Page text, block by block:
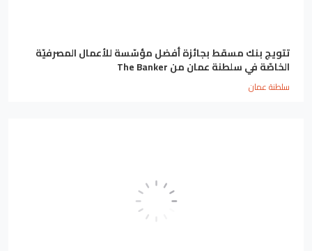
تتويج بنك مسقط بجائزة أفضل مؤسّسة للأعمال المصرفيّة
الخاصّة في سلطنة عمان من The Banker
سلطنة عمان